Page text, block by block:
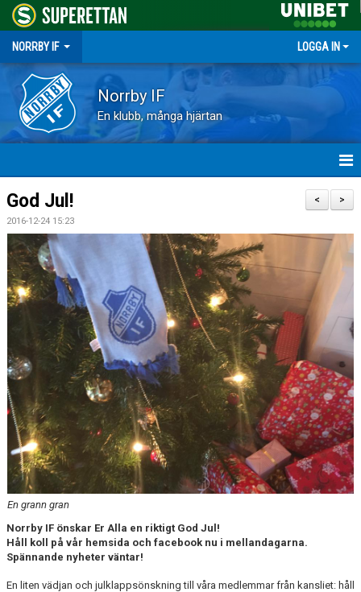
NORRBY IF LOGGA IN
Norrby IF
En klubb, många hjärtan
HEM
NYHETER
FÖRENINGEN
KALENDER
VÅRA LAG
MATCHER
NÄRA NORRBY
VÄRDEGRUND
>
<
God Jul!
2016-12-24 15:23
En grann gran
Norrby IF önskar Er Alla en riktigt God Jul!
Håll koll på vår hemsida och facebook nu i mellandagarna.
Spännande nyheter väntar!
En liten vädjan och julklappsönskning till våra medlemmar från kansliet: håll